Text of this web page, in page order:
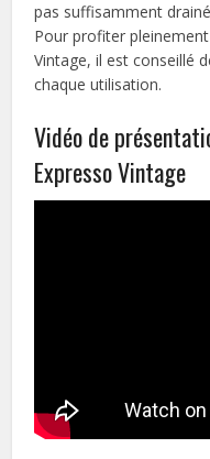
pas suffisamment
Pour profiter
Vintage, il est conseillé
chaque utilisation.
Vidéo de
Expresso Vintage